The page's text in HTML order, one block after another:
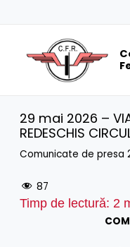
29 mai 2026 –
REDESCHIS
Comunicate de presa
87
Timp de lectură: 2